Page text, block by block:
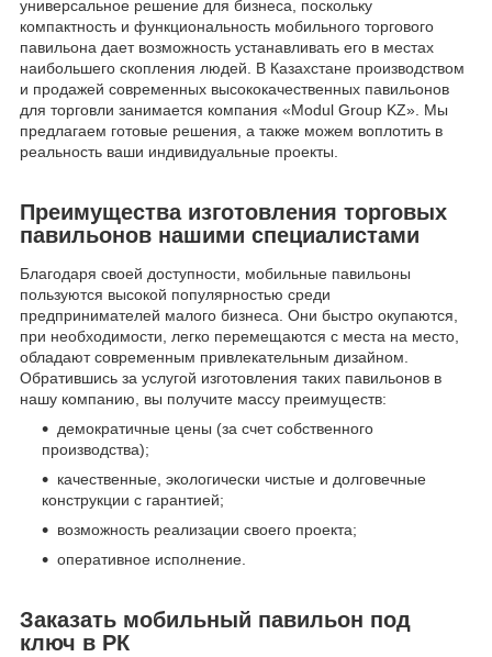
универсальное решение для бизнеса, поскольку
компактность и функциональность мобильного торгового
павильона дает возможность устанавливать его в местах
наибольшего скопления людей. В Казахстане производством
и продажей современных высококачественных павильонов
для торговли занимается компания «Modul Group KZ». Мы
предлагаем готовые решения, а также можем воплотить в
реальность ваши индивидуальные проекты.
Преимущества изготовления торговых
павильонов нашими специалистами
Благодаря своей доступности, мобильные павильоны
пользуются высокой популярностью среди
предпринимателей малого бизнеса. Они быстро окупаются,
при необходимости, легко перемещаются с места на место,
обладают современным привлекательным дизайном.
Обратившись за услугой изготовления таких павильонов в
нашу компанию, вы получите массу преимуществ:
демократичные цены (за счет собственного
производства);
качественные, экологически чистые и долговечные
конструкции с гарантией;
возможность реализации своего проекта;
оперативное исполнение.
Заказать мобильный павильон под
ключ в РК